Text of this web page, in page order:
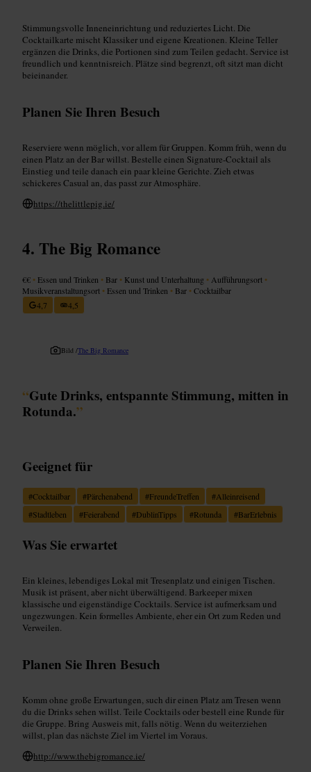
Stimmungsvolle Inneneinrichtung und reduziertes Licht. Die
Cocktailkarte mischt Klassiker und eigene Kreationen. Kleine Teller
ergänzen die Drinks, die Portionen sind zum Teilen gedacht. Service ist
freundlich und kenntnisreich. Plätze sind begrenzt, oft sitzt man dicht
beieinander.
Planen Sie Ihren Besuch
Reserviere wenn möglich, vor allem für Gruppen. Komm früh, wenn du
einen Platz an der Bar willst. Bestelle einen Signature-Cocktail als
Einstieg und teile danach ein paar kleine Gerichte. Zieh etwas
schickeres Casual an, das passt zur Atmosphäre.
https://thelittlepig.ie/
The Big Romance
€€ • Essen und Trinken • Bar • Kunst und Unterhaltung • Aufführungsort •
Musikveranstaltungsort • Essen und Trinken • Bar •Cocktailbar
4,7
4,5
Bild /The Big Romance
“Gute Drinks, entspannte Stimmung, mitten in
Rotunda.”
Geeignet für
#Cocktailbar #Pärchenabend #FreundeTreffen #Alleinreisend
#Stadtleben #Feierabend #DublinTipps #Rotunda #BarErlebnis
Was Sie erwartet
Ein kleines, lebendiges Lokal mit Tresenplatz und einigen Tischen.
Musik ist präsent, aber nicht überwältigend. Barkeeper mixen
klassische und eigenständige Cocktails. Service ist aufmerksam und
ungezwungen. Kein formelles Ambiente, eher ein Ort zum Reden und
Verweilen.
Planen Sie Ihren Besuch
Komm ohne große Erwartungen, such dir einen Platz am Tresen wenn
du die Drinks sehen willst. Teile Cocktails oder bestell eine Runde für
die Gruppe. Bring Ausweis mit, falls nötig. Wenn du weiterziehen
willst, plan das nächste Ziel im Viertel im Voraus.
http://www.thebigromance.ie/